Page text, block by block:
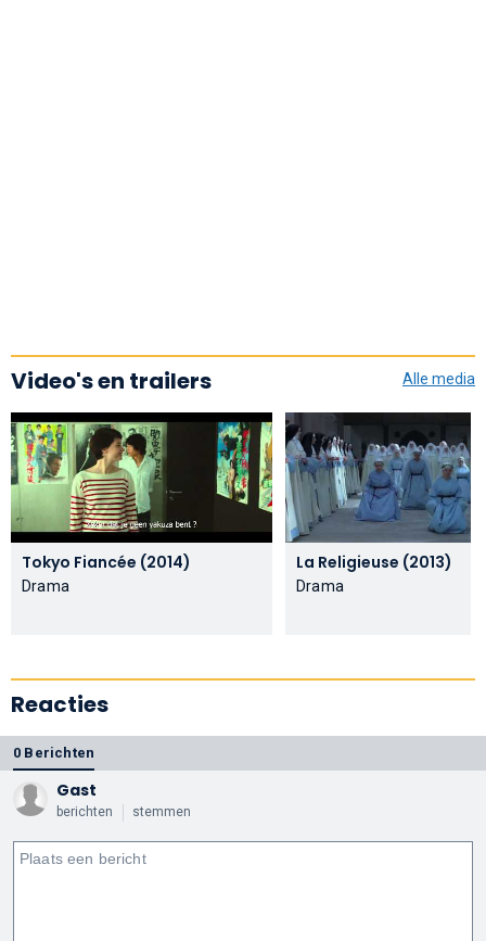
Video's en trailers Alle media
Tokyo Fiancée (2014)
Drama
La Religieuse (2013)
Drama
Reacties
0 Berichten
Gast
berichten stemmen